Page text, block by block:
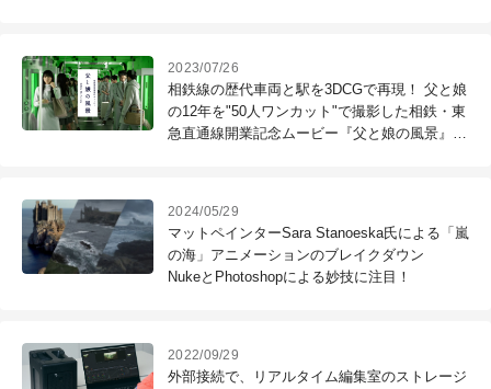
2023/07/26
相鉄線の歴代車両と駅を3DCGで再現！ 父と娘
の12年を"50人ワンカット"で撮影した相鉄・東
急直通線開業記念ムービー『父と娘の風景』の
2024/05/29
マットペインターSara Stanoeska氏による「嵐
の海」アニメーションのブレイクダウン
NukeとPhotoshopによる妙技に注目！
2022/09/29
外部接続で、リアルタイム編集室のストレージ